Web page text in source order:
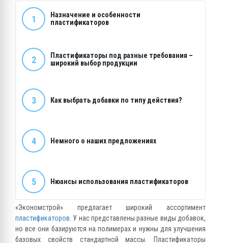
1
Назначение и особенности
пластификаторов
2
Пластификаторы под разные требования –
широкий выбор продукции
3 Как выбрать добавки по типу действия?
4 Немного о наших предложениях
5 Нюансы использования пластификаторов
«Экономстрой» предлагает широкий ассортимент
пластификаторов. У нас представлены разные виды добавок,
но все они базируются на полимерах и нужны для улучшения
базовых свойств стандартной массы. Пластификаторы